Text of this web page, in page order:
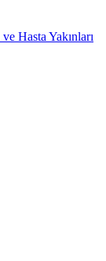
Hasta Yakınları